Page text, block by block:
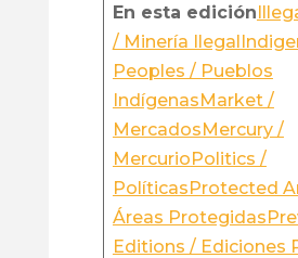
En esta edición
/ Minería Ilegal
Peoples / Pueblos
IndígenasMarket /
MercadosMercury /
MercurioPolitics /
PolíticasProtected
Áreas Protegidas
Editions / Ediciones